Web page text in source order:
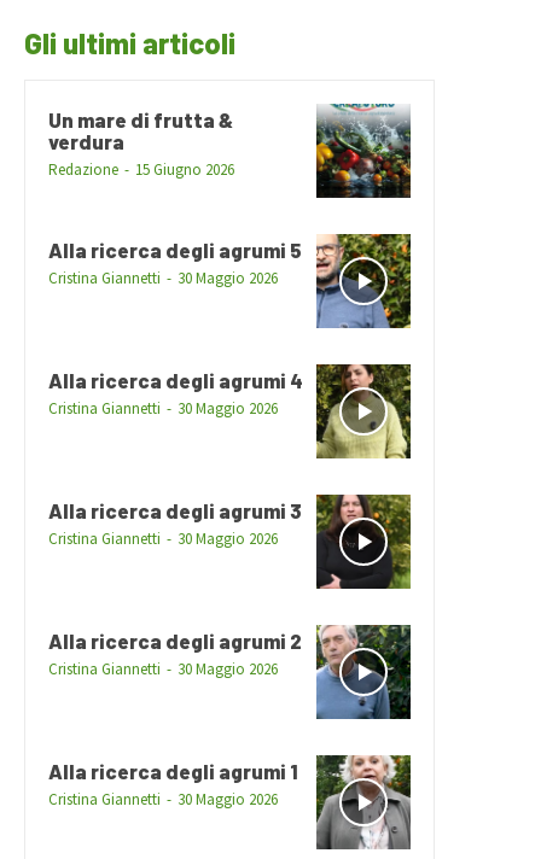
Gli ultimi articoli
Un mare di frutta &
verdura
Redazione - 15 Giugno 2026
Alla ricerca degli agrumi 5
Cristina Giannetti - 30 Maggio 2026
Alla ricerca degli agrumi 4
Cristina Giannetti - 30 Maggio 2026
Alla ricerca degli agrumi 3
Cristina Giannetti - 30 Maggio 2026
Alla ricerca degli agrumi 2
Cristina Giannetti - 30 Maggio 2026
Alla ricerca degli agrumi 1
Cristina Giannetti - 30 Maggio 2026